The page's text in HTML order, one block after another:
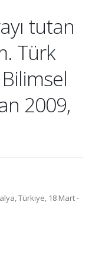
tutan
Türk
2009,
Türkiye, 18 Mart -